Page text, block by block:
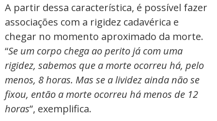
A partir dessa característica, é possível fazer
associações com a rigidez cadavérica e
chegar no momento aproximado da morte.
“Se um corpo chega ao perito já com uma
rigidez, sabemos que a morte ocorreu há, pelo
menos, 8 horas. Mas se a lividez ainda não se
fixou, então a morte ocorreu há menos de 12
horas”, exemplifica.